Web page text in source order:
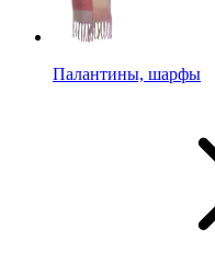
Палантины, шарфы